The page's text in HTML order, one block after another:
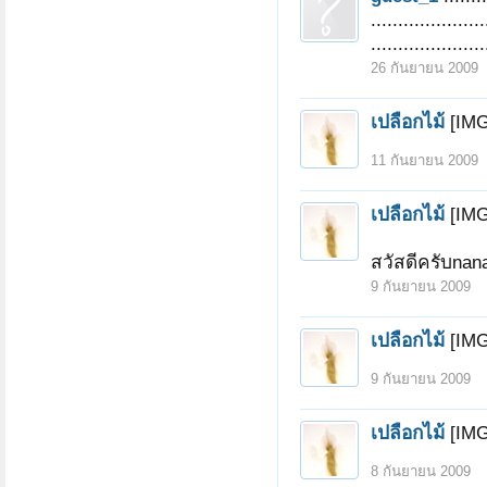
26 กันยายน 2009
เปลือกไม้
11 กันยายน 2009
เปลือกไม้
สวัสดีครับ
9 กันยายน 2009
เปลือกไม้
9 กันยายน 2009
เปลือกไม้
8 กันยายน 2009